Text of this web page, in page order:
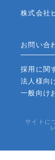
株式会社
お問い合
採用に関
法人様向
一般向け
サイトに